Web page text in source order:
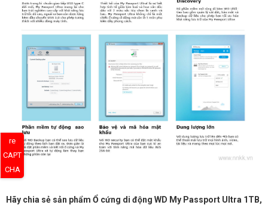
Hãy chia sẻ sản phẩm Ổ cứng di động WD My Passport Ultra 1TB,
re
CAPT
CHA